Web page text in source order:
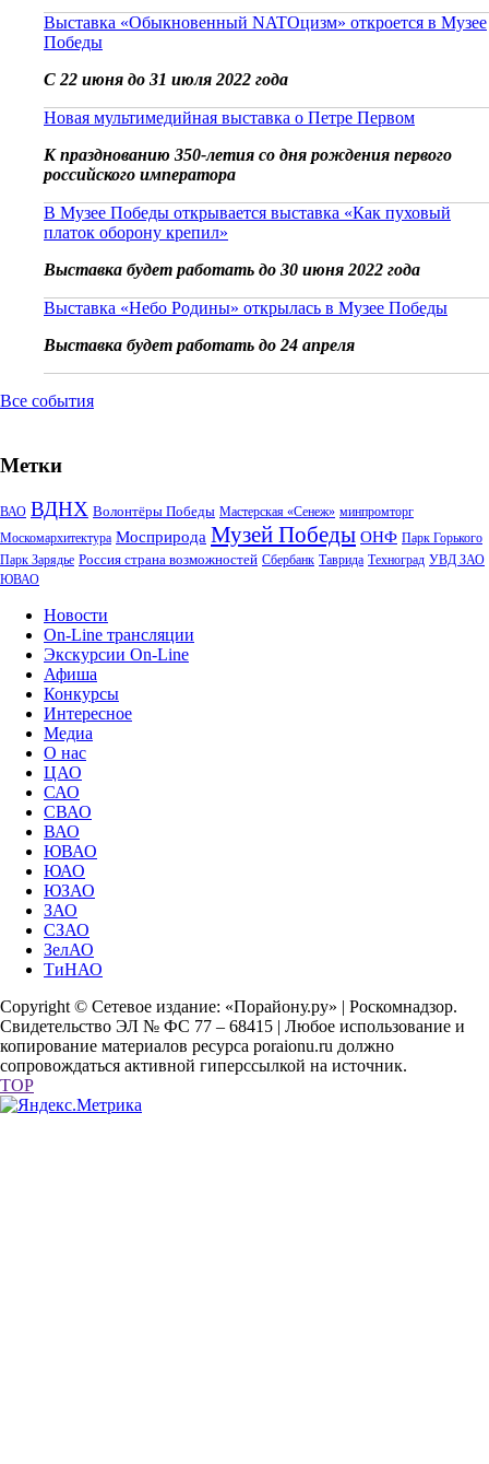
Выставка «Обыкновенный NATOцизм» откроется в Музее
Победы
С 22 июня до 31 июля 2022 года
Новая мультимедийная выставка о Петре Первом
К празднованию 350-летия со дня рождения первого
российского императора
В Музее Победы открывается выставка «Как пуховый
платок оборону крепил»
Выставка будет работать до 30 июня 2022 года
Выставка «Небо Родины» открылась в Музее Победы
Выставка будет работать до 24 апреля
Все события
Метки
ВАО ВДНХ Волонтёры Победы Мастерская «Сенеж» минпромторг
Москомархитектура Мосприрода Музей Победы ОНФ Парк Горького
Парк Зарядье Россия страна возможностей Сбербанк Таврида Техноград УВД ЗАО
ЮВАО
Новости
On-Line трансляции
Экскурсии On-Line
Афиша
Конкурсы
Интересное
Медиа
О нас
ЦАО
САО
СВАО
ВАО
ЮВАО
ЮАО
ЮЗАО
ЗАО
СЗАО
ЗелАО
ТиНАО
Copyright © Сетевое издание: «Порайону.ру» | Роскомнадзор.
Свидетельство ЭЛ № ФС 77 – 68415 | Любое использование и
копирование материалов ресурса poraionu.ru должно
сопровождаться активной гиперссылкой на источник.
TOP